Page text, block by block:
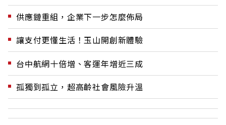
供應鏈重組，企業下一步怎麼佈局
讓支付更懂生活！玉山開創新體驗
台中航網十倍增、客運年增近三成
孤獨到孤立，超高齡社會風險升溫